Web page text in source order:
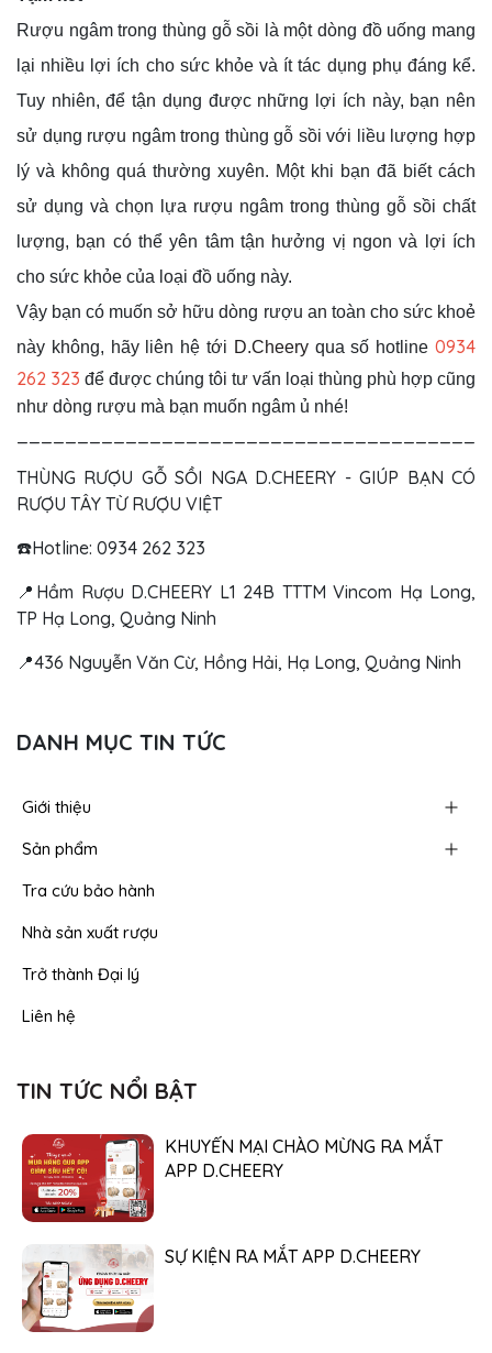
Rượu ngâm trong thùng gỗ sồi là một dòng đồ uống mang
lại nhiều lợi ích cho sức khỏe và ít tác dụng phụ đáng kể.
Tuy nhiên, để tận dụng được những lợi ích này, bạn nên
sử dụng rượu ngâm trong thùng gỗ sồi với liều lượng hợp
lý và không quá thường xuyên. Một khi bạn đã biết cách
sử dụng và chọn lựa rượu ngâm trong thùng gỗ sồi chất
lượng, bạn có thể yên tâm tận hưởng vị ngon và lợi ích
cho sức khỏe của loại đồ uống này.
Vậy bạn có muốn sở hữu dòng rượu an toàn cho sức khoẻ
này không, hãy liên hệ tới D.Cheery qua số hotline0934
262 323 để được chúng tôi tư vấn loại thùng phù hợp cũng
như dòng rượu mà bạn muốn ngâm ủ nhé!
THÙNG RƯỢU GỖ SỒI NGA D.CHEERY - GIÚP BẠN CÓ
RƯỢU TÂY TỪ RƯỢU VIỆT
☎️Hotline: 0934 262 323
📍Hầm Rượu D.CHEERY L1 24B TTTM Vincom Hạ Long,
TP Hạ Long, Quảng Ninh
📍436 Nguyễn Văn Cừ, Hồng Hải, Hạ Long, Quảng Ninh
DANH MỤC TIN TỨC
Giới thiệu
Sản phẩm
Tra cứu bảo hành
Nhà sản xuất rượu
Trở thành Đại lý
Liên hệ
TIN TỨC NỔI BẬT
KHUYẾN MẠI CHÀO MỪNG RA MẮT
APP D.CHEERY
SỰ KIỆN RA MẮT APP D.CHEERY